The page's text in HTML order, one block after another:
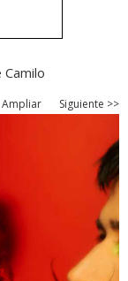
Ampliar Siguiente >>